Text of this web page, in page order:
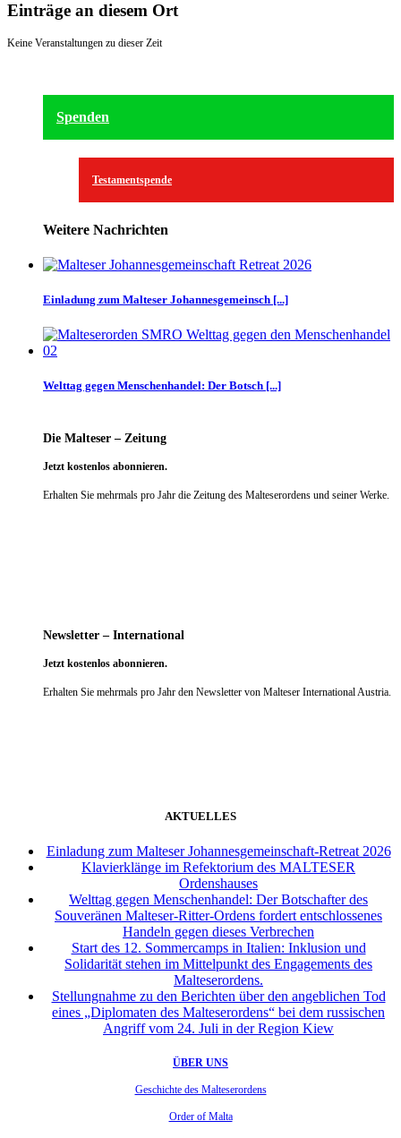
Einträge an diesem Ort
Keine Veranstaltungen zu dieser Zeit
Spenden
Testamentspende
Weitere Nachrichten
Einladung zum Malteser Johannesgemeinsch [...]
Welttag gegen Menschenhandel: Der Botsch [...]
Die Malteser – Zeitung
Jetzt kostenlos abonnieren.
Erhalten Sie mehrmals pro Jahr die Zeitung des Malteserordens und seiner Werke.
Newsletter – International
Jetzt kostenlos abonnieren.
Erhalten Sie mehrmals pro Jahr den Newsletter von Malteser International Austria.
AKTUELLES
Einladung zum Malteser Johannesgemeinschaft-Retreat 2026
Klavierklänge im Refektorium des MALTESER
Ordenshauses
Welttag gegen Menschenhandel: Der Botschafter des
Souveränen Malteser-Ritter-Ordens fordert entschlossenes
Handeln gegen dieses Verbrechen
Start des 12. Sommercamps in Italien: Inklusion und
Solidarität stehen im Mittelpunkt des Engagements des
Malteserordens.
Stellungnahme zu den Berichten über den angeblichen Tod
eines „Diplomaten des Malteserordens“ bei dem russischen
Angriff vom 24. Juli in der Region Kiew
ÜBER UNS
Geschichte des Malteserordens
Order of Malta